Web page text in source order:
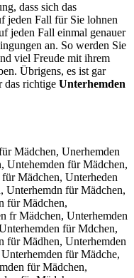
dass sich das
jeden Fall für Sie lohnen
jeden Fall einmal genauer
an. So werden Sie
viel Freude mit ihrem
Übrigens, es ist gar
das richtige Unterhemden
Untewrhemden für Mädchen, Untserhemden für Mädchen, Untesrhemden für Mädchen, Untderhemden für Mädchen, Untedrhemden für Mädchen, Untefrhemden für Mädchen, Unt3erhemden für Mädchen, Unte3rhemden für Mädchen, Unt4erhemden für Mädchen, Unte4rhemden für Mädchen, Unterehemden für Mädchen, Unterdhemden für Mädchen, Unterfhemden für Mädchen, Untegrhemden für Mädchen, Unterghemden für Mädchen, Untetrhemden für Mädchen, Unterthemden für Mädchen, Unter4hemden für Mädchen, Unte5rhemden für Mädchen, Unter5hemden für Mädchen, Unterbhemden für Mädchen, Unterhbemden für Mädchen, Unterhgemden für Mädchen, Unterhtemden für Mädchen, Unteryhemden für Mädchen, Unterhyemden für Mädchen, Unteruhemden für Mädchen, Unterhuemden für Mädchen, Unterjhemden für Mädchen, Unterhjemden für Mädchen, Untermhemden für Mädchen, Unterhmemden für Mädchen, Unternhemden für Mädchen, Unterhnemden für Mädchen, Unterhwemden für Mädchen, Unterhewmden für Mädchen, Unterhsemden für Mädchen, Unterhesmden für Mädchen, Unterhdemden für Mädchen, Unterhedmden für Mädchen, Unterhfemden für Mädchen, Unterhefmden für Mädchen, Unterhremden für Mädchen, Unterhermden für Mädchen, Unterh3emden für Mädchen, Unterhe3mden für Mädchen, Unterh4emden für Mädchen, Unterhe4mden für Mädchen, Unterhe mden für Mädchen, Unterhem den für Mädchen, Unterhenmden für Mädchen, Unterhemnden für Mädchen, Unterhehmden für Mädchen, Unterhemhden für Mädchen, Unterhejmden für Mädchen, Unterhemjden für Mädchen, Unterhekmden für Mädchen, Unterhemkden für Mädchen, Unterhelmden für Mädchen, Unterhemlden für Mädchen, Unterhemxden für Mädchen, Unterhemdxen für Mädchen, Unterhemsden für Mädchen, Unterhemdsen für Mädchen, Unterhemwden für Mädchen, Unterhemdwen für Mädchen, Unterhemeden für Mädchen, Unterhemrden für Mädchen, Unterhemdren für Mädchen, Unterhemfden für Mädchen, Unterhemdfen für Mädchen, Unterhemvden für Mädchen, Unterhemdven für Mädchen, Unterhemcden für Mädchen, Unterhemdcen für Mädchen, Unterhemdewn für Mädchen, Unterhemdesn für Mädchen, Unterhemdedn für Mädchen, Unterhemdefn für Mädchen, Unterhemdern für Mädchen, Unterhemd3en für Mädchen, Unterhemde3n für Mädchen, Unterhemd4en für Mädchen, Unterhemde4n für Mädchen, Unterhemde n für Mädchen, Unterhemden für Mädchen, Unterhemdebn für Mädchen, Unterhemdenb für Mädchen, Unterhemdegn für Mädchen, Unterhemdeng für Mädchen, Unterhemdehn für Mädchen, Unterhemdenh für Mädchen, Unterhemdejn für Mädchen, Unterhemdenj für Mädchen, Unterhemdemn für Mädchen, Unterhemdenm für Mädchen, Unterhemden cfür Mädchen, Unterhemden fcür Mädchen, Unterhemden dfür Mädchen, Unterhemden fdür Mädchen, Unterhemden efür Mädchen, Unterhemden feür Mädchen, Unterhemden rfür Mädchen, Unterhemden frür Mädchen, Unterhemden tfür Mädchen, Unterhemden ftür Mädchen, Unterhemden gfür Mädchen, Unterhemden fgür Mädchen, Unterhemden bfür Mädchen, Unterhemden fbür Mädchen, Unterhemden vfür Mädchen, Unterhemden fvür Mädchen, Unterhemden fpür Mädchen, Unterhemden füpr Mädchen, Unterhemden fäür Mädchen, Unterhemden füär Mädchen, Unterhemden föür Mädchen, Unterhemden füör Mädchen, Unterhemden füer Mädchen, Unterhemden füre Mädchen, Unterhemden füdr Mädchen, Unterhemden fürd Mädchen, Unterhemden füfr Mädchen, Unterhemden fürf Mädchen, Unterhemden fügr Mädchen, Unterhemden fürg Mädchen, Unterhemden fütr Mädchen, Unterhemden fürt Mädchen, Unterhemden fü4r Mädchen, Unterhemden für4 Mädchen, Unterhemden fü5r Mädchen, Unterhemden für5 Mädchen, Unterhemden für Mädchen, Unterhemden für M ädchen, Unterhemden für NMädchen, Unterhemden für MNädchen, Unterhemden für HMädchen, Unterhemden für MHädchen, Unterhemden für JMädchen, Unterhemden für MJädchen, Unterhemden für KMädchen, Unterhemden für MKädchen, Unterhemden für LMädchen, Unterhemden für MLädchen, Unterhemden für Möädchen, Unterhemden für Mäödchen, Unterhemden für Mpädchen, Unterhemden für Mäpdchen, Unterhemden f